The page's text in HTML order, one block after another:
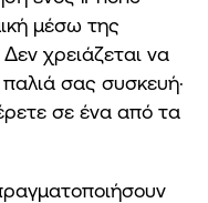
μέσω της
Δεν χρειάζεται να
σας συσκευή·
σε ένα από τα